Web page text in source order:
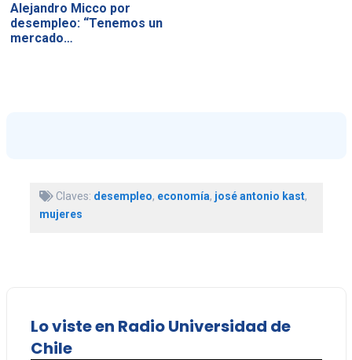
Alejandro Micco por
desempleo: “Tenemos un
mercado…
Claves: desempleo, economía, josé antonio kast,
mujeres
Lo viste en Radio Universidad de
Chile